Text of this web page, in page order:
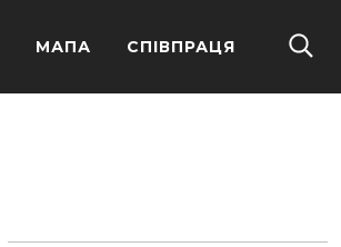
МАПА СПІВПРАЦЯ